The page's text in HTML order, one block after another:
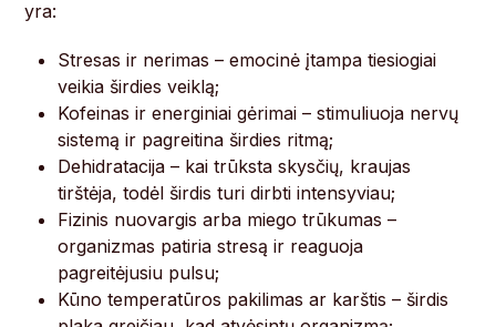
yra:
Stresas ir nerimas – emocinė įtampa tiesiogiai
veikia širdies veiklą;
Kofeinas ir energiniai gėrimai – stimuliuoja nervų
sistemą ir pagreitina širdies ritmą;
Dehidratacija – kai trūksta skysčių, kraujas
tirštėja, todėl širdis turi dirbti intensyviau;
Fizinis nuovargis arba miego trūkumas –
organizmas patiria stresą ir reaguoja
pagreitėjusiu pulsu;
Kūno temperatūros pakilimas ar karštis – širdis